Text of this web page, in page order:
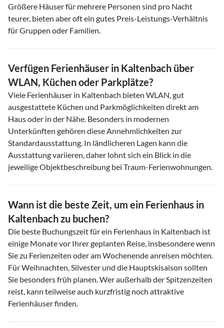
Größere Häuser für mehrere Personen sind pro Nacht
teurer, bieten aber oft ein gutes Preis-Leistungs-Verhältnis
für Gruppen oder Familien.
Verfügen Ferienhäuser in Kaltenbach über
WLAN, Küchen oder Parkplätze?
Viele Ferienhäuser in Kaltenbach bieten WLAN, gut
ausgestattete Küchen und Parkmöglichkeiten direkt am
Haus oder in der Nähe. Besonders in modernen
Unterkünften gehören diese Annehmlichkeiten zur
Standardausstattung. In ländlicheren Lagen kann die
Ausstattung variieren, daher lohnt sich ein Blick in die
jeweilige Objektbeschreibung bei Traum-Ferienwohnungen.
Wann ist die beste Zeit, um ein Ferienhaus in
Kaltenbach zu buchen?
Die beste Buchungszeit für ein Ferienhaus in Kaltenbach ist
einige Monate vor Ihrer geplanten Reise, insbesondere wenn
Sie zu Ferienzeiten oder am Wochenende anreisen möchten.
Für Weihnachten, Silvester und die Hauptskisaison sollten
Sie besonders früh planen. Wer außerhalb der Spitzenzeiten
reist, kann teilweise auch kurzfristig noch attraktive
Ferienhäuser finden.